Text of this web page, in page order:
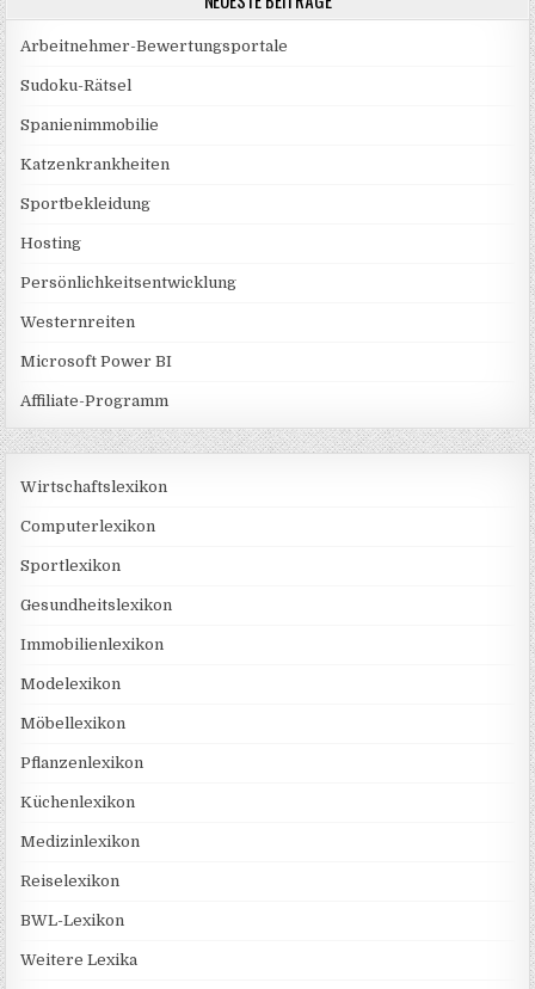
Arbeitnehmer-Bewertungsportale
Sudoku-Rätsel
Spanienimmobilie
Katzenkrankheiten
Sportbekleidung
Hosting
Persönlichkeitsentwicklung
Westernreiten
Microsoft Power BI
Affiliate-Programm
Wirtschaftslexikon
Computerlexikon
Sportlexikon
Gesundheitslexikon
Immobilienlexikon
Modelexikon
Möbellexikon
Pflanzenlexikon
Küchenlexikon
Medizinlexikon
Reiselexikon
BWL-Lexikon
Weitere Lexika